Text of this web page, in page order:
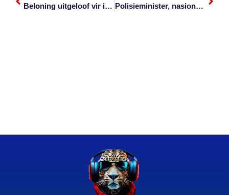
Beloning uitgeloof vir inligting na vermeende kapers Duitse toeris doodskiet Polisieminister, nasionale kommissaris besoek Mpumalanga na moord op toeris